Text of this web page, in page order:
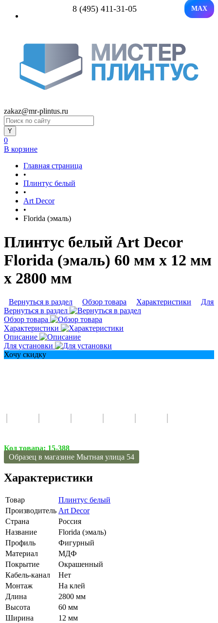
8 (495) 411-31-05 MAX
zakaz@mr-plintus.ru
0
В корзине
Главная страница
•
Плинтус белый
•
Art Decor
•
Florida (эмаль)
Плинтус белый Art Decor
Florida (эмаль) 60 мм х 12 мм
х 2800 мм
Вернуться в раздел Обзор товара Характеристики
Для
Вернуться в раздел
Обзор товара
Характеристики
Описание
Для установки
Хочу скидку
Код товара: 15-388
Образец в магазине Мытная улица 54
Характеристики
Товар
Плинтус белый
Производитель Art Decor
Страна
Россия
Название
Florida (эмаль)
Профиль
Фигурный
Материал
МДФ
Покрытие
Окрашенный
Кабель-канал
Нет
Монтаж
На клей
Длина
2800 мм
Высота
60 мм
Ширина
12 мм